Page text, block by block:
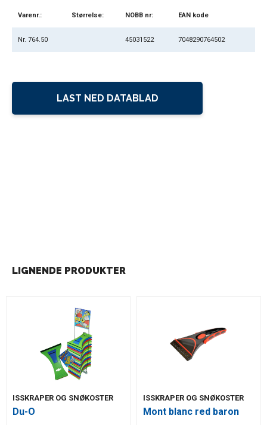
Varenr.: Størrelse: NOBB nr: EAN kode
Nr. 764.50 45031522 7048290764502
LAST NED DATABLAD
LIGNENDE PRODUKTER
ISSKRAPER OG SNØKOSTER
Du-O
ISSKRAPER OG SNØKOSTER
Mont blanc red baron